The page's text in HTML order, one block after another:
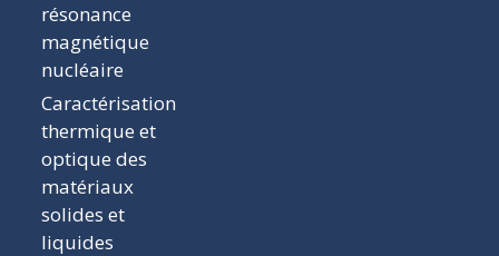
résonance
magnétique
nucléaire
Caractérisation
thermique et
optique des
matériaux
solides et
liquides